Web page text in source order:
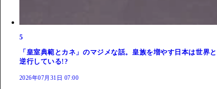
5
「皇室典範とカネ」のマジメな話。皇族を増やす日本は世界と
逆行している!?
2026年07月31日 07:00